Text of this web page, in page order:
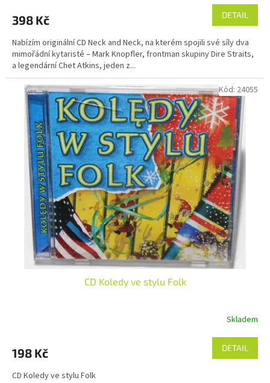
398 Kč DETAIL
Nabízím originální CD Neck and Neck, na kterém spojili své síly dva
mimořádní kytaristé – Mark Knopfler, frontman skupiny Dire Straits,
a legendární Chet Atkins, jeden z...
CD Koledy ve stylu Folk
Skladem
198 Kč DETAIL
CD Koledy ve stylu Folk
Kód: 24055